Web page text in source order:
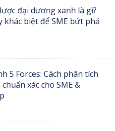
đại dương xanh là gì?
khác biệt để SME bứt phá
5 Forces: Cách phân tích
xác cho SME &